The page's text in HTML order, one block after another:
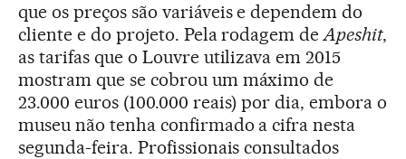
que os preços são variáveis e dependem do
cliente e do projeto. Pela rodagem deApeshit,
as tarifas que o Louvre utilizava em 2015
mostram que se cobrou um máximo de
23.000 euros (100.000 reais) por dia, embora o
museu não tenha confirmado a cifra nesta
segunda-feira. Profissionais consultados